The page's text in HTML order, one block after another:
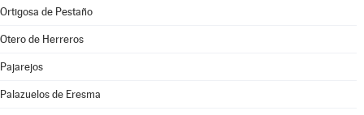
Ortigosa de Pestaño
Otero de Herreros
Pajarejos
Palazuelos de Eresma